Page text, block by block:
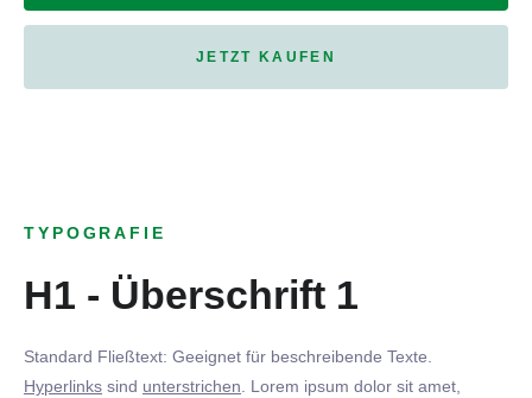
JETZT KAUFEN
TYPOGRAFIE
H1 - Überschrift 1
Standard Fließtext: Geeignet für beschreibende Texte.
Hyperlinks sind unterstrichen . Lorem ipsum dolor sit amet,